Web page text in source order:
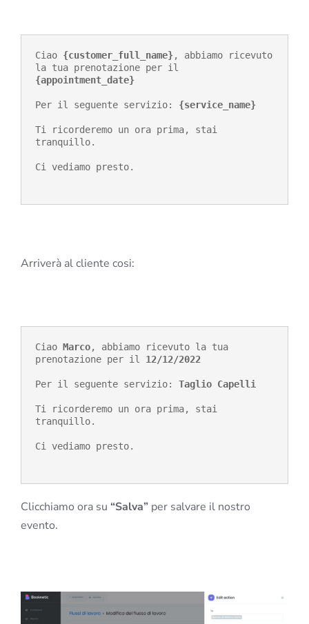
Ciao {customer_full_name}, abbiamo ricevuto
{appointment_date}
Per il seguente servizio: {service_name}
Ti ricorderemo un ora prima, stai
tranquillo.
Ci vediamo presto.
Arriverà al cliente cosi:
Ciao Marco, abbiamo ricevuto la tua
prenotazione per il 12/12/2022
Per il seguente servizio: Taglio Capelli
Ti ricorderemo un ora prima, stai
tranquillo.
Ci vediamo presto.
Clicchiamo ora su “Salva” per salvare il nostro
evento.